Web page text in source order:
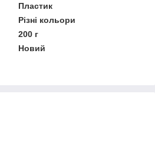
Пластик
Різні кольори
200 г
Новий